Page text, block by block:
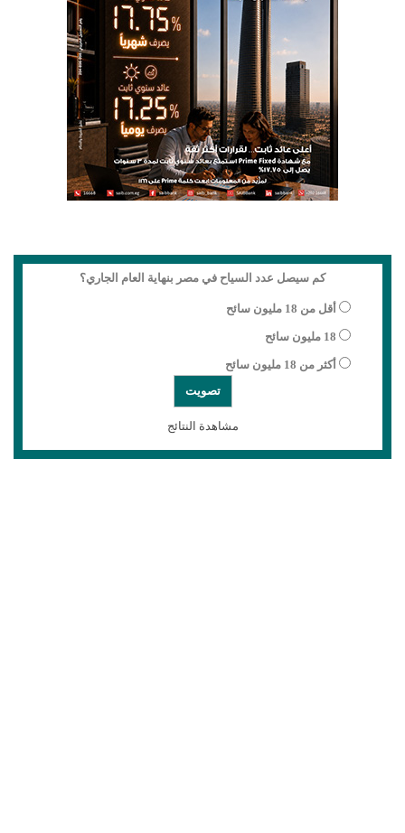
كم سيصل عدد السياح في مصر بنهاية العام الجاري؟
أقل من 18 مليون سائح
18 مليون سائح
أكثر من 18 مليون سائح
مشاهدة النتائج